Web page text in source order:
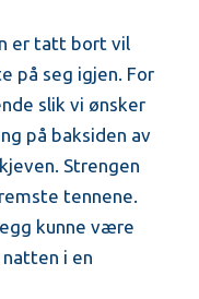
er tatt bort vil
på seg igjen. For
slik vi ønsker
på baksiden av
Strengen
tennene.
kunne være
i en